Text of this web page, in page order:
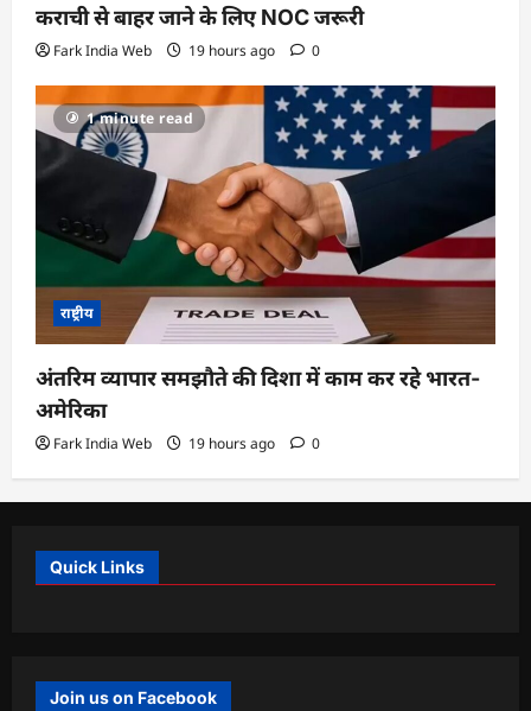
कराची से बाहर जाने के लिए NOC जरूरी
Fark India Web 19 hours ago 0
1 minute read
राष्ट्रीय
अंतरिम व्यापार समझौते की दिशा में काम कर रहे भारत-
अमेरिका
Fark India Web 19 hours ago 0
Quick Links
Join us on Facebook